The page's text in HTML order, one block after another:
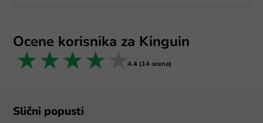
Ocene korisnika za Kinguin
5 stars
4 stars
3 stars
2 stars
1 star 4.4 (14 ocena)
Slični popusti